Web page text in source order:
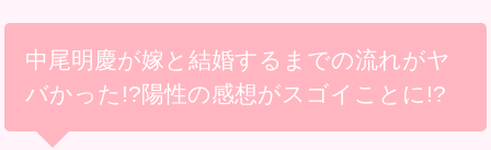
中尾明慶が嫁と結婚するまでの流れがヤ
バかった!?陽性の感想がスゴイことに!?